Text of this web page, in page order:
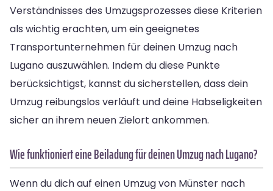
Verständnisses des Umzugsprozesses diese Kriterien
als wichtig erachten, um ein geeignetes
Transportunternehmen für deinen Umzug nach
Lugano auszuwählen. Indem du diese Punkte
berücksichtigst, kannst du sicherstellen, dass dein
Umzug reibungslos verläuft und deine Habseligkeiten
sicher an ihrem neuen Zielort ankommen.
Wie funktioniert eine Beiladung für deinen Umzug nach Lugano?
Wenn du dich auf einen Umzug von Münster nach